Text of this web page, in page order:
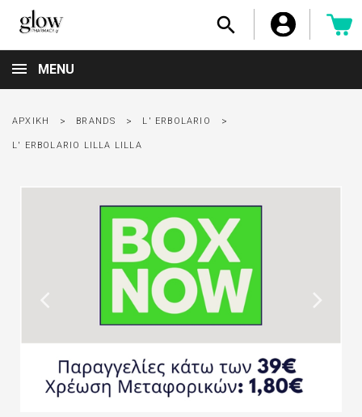

MENU
ΑΡΧΙΚΉ BRANDS L' ERBOLARIO
L' ERBOLARIO LILLA LILLA